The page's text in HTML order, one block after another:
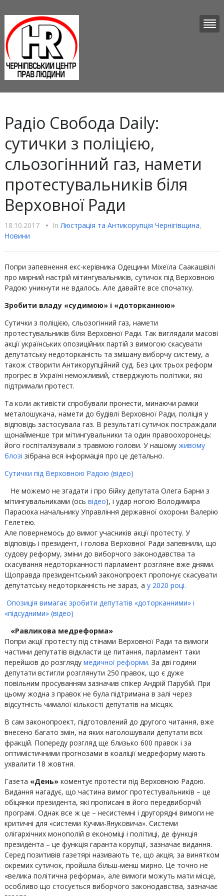
Радіо Свобода Daily:
сутички з поліцією,
сльозогінний газ, намети
протестувальників біля
Верховної Ради
18.10.2017 • InЛюстрацiя та Антикорупцiя Чернігівщина,
Новини
Попри запевнення екс-керівника Одещини Міхеїла Саакашвілі
про мирний настрій мітингувальників, сутичок під Верховною
Радою уникнути не вдалось. Але давайте все спочатку.
Зробити владу «судимою» і «доторканною»
Сутички з поліцією, сльозогінний газ, намети
протестувальників біля Верховної Ради. Так виглядали масові
акції українських опозиційних партій з вимогою скасувати
депутатську недоторканість та змішану виборчу систему, а
також створити Антикорупційний суд. Без цих трьох реформ
прогрес в Україні неможливий, стверджують політики, які
підтримали протест.
Та коли активісти спробували пронести, минаючи рамки
металошукача, намети до будівлі Верховної Ради, поліція у
відповідь застосувала газ. В результаті сутичок постраждали
щонайменше три мітингувальники та один правоохоронець:
його госпіталізували з травмою голови. У нашому живому
блозі зібрана вся інформація про це детально.
Сутички під Верховною Радою (відео)
Не можемо не згадати і про бійку депутата Олега Барни з
мітингувальниками (ось відео), і удар ногою Володимира
Парасюка начальнику Управління державної охорони Валерію
Гелетею.
Але повернемось до вимог учасників акції протесту. У
відповідь і президент, і голова Верховної Ради запевнили, що
судову реформу, зміни до виборчого законодавства та
скасування недоторканності парламент розгляне вже днями.
Щоправда президентський законопроект пропонує скасувати
депутатську недоторканність не зараз, а у 2020 році.
Опозиція вимагає зробити депутатів «доторканними» і
«підсудними» (відео)
«Равликова медреформа»
Попри акції протесту під стінами Верховної Ради та вимоги
частини депутатів відкласти це питання, парламент таки
перейшов до розгляду медичної реформи. За дві години
депутати встигли розглянути 250 правок, що є дуже
повільним просуванням зазначив спікер Андрій Парубій. При
цьому жодна з правок не була підтримана в залі через
відсутність чималої кількості депутатів на місцях.
В сам законопроект, підготовлений до другого читання, вже
внесено багато змін, на яких наголошували депутати всіх
фракцій. Попереду розгляд ще близько 600 правок і за
оптимістичними прогнозами в коаліції медреформу мають
ухвалити 18 жовтня.
Газета «День»коментує протести під Верховною Радою.
Видання нагадує, що частина вимог протестувальників – це
обіцянки президента, які прописані в його передвиборчій
програмі. Однак все ж це – несистемні і другорядні вимоги не
критичні для «системи Кучми-Януковича». Системи
олігархічних монополій в економіці і політиці, де функція
президента – це функція гаранта корупції, зазначає видання.
Серед позитивів газетярі називають те, що акція, за винятком
окремих сутичок, пройшла більш-менш мирно. Це точно не
«велика політична реформа», але вимоги можуть мати місце,
особливо що стосується виборчого законодавства, зазначає